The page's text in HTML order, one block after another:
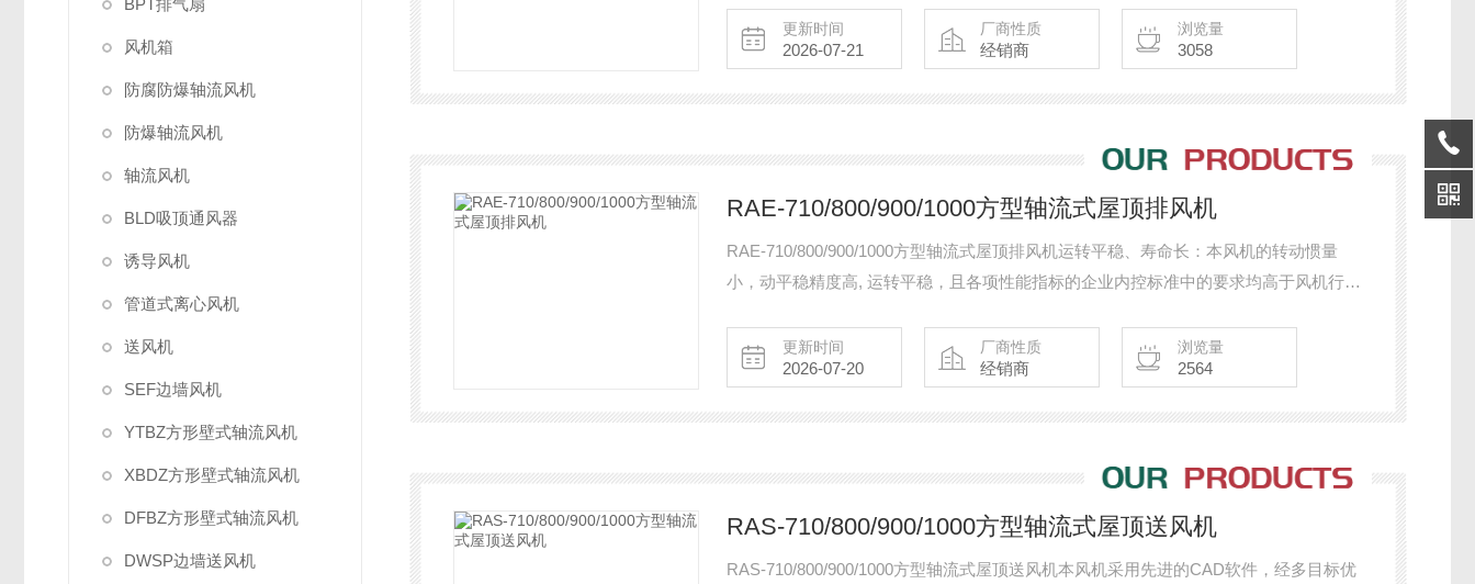
BPT排气扇
风机箱
防腐防爆轴流风机
防爆轴流风机
轴流风机
BLD吸顶通风器
诱导风机
管道式离心风机
送风机
SEF边墙风机
YTBZ方形壁式轴流风机
XBDZ方形壁式轴流风机
DFBZ方形壁式轴流风机
DWSP边墙送风机
更新时间
2026-07-21
厂商性质
经销商
浏览量
3058
RAE-710/800/900/1000方型轴流式屋顶排风机
RAE-710/800/900/1000方型轴流式屋顶排风机运转平稳、寿命长：本风机的转动惯量
小，动平稳精度高, 运转平稳，且各项性能指标的企业内控标准中的要求均高于风机行业
更新时间
2026-07-20
厂商性质
经销商
浏览量
2564
RAS-710/800/900/1000方型轴流式屋顶送风机
RAS-710/800/900/1000方型轴流式屋顶送风机本风机采用先进的CAD软件，经多目标优